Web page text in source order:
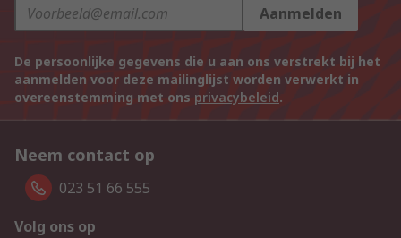
Aanmelden
De persoonlijke gegevens die u aan ons verstrekt bij het
aanmelden voor deze mailinglijst worden verwerkt in
overeenstemming met ons privacybeleid.
Neem contact op
023 51 66 555
Volg ons op